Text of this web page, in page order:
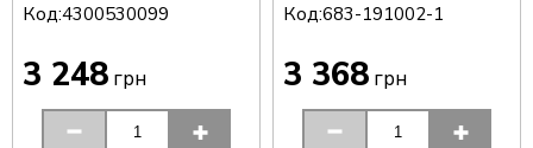
Код:4300530099
3 248 грн
Код:683-191002-1
3 368 грн